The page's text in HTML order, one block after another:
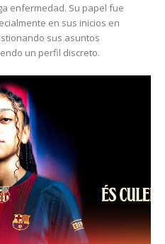
enfermedad. Su papel fue
en sus inicios en
sus asuntos
un perfil discreto.